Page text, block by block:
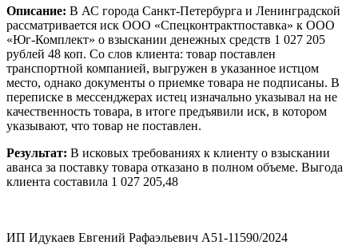
Описание: В АС города Санкт-Петербурга и Ленинградской
рассматривается иск ООО «Спецконтрактпоставка» к ООО
«Юг-Комплект» о взыскании денежных средств 1 027 205
рублей 48 коп. Со слов клиента: товар поставлен
транспортной компанией, выгружен в указанное истцом
место, однако документы о приемке товара не подписаны. В
переписке в мессенджерах истец изначально указывал на не
качественность товара, в итоге предъявили иск, в котором
указывают, что товар не поставлен.
Результат: В исковых требованиях к клиенту о взыскании
аванса за поставку товара отказано в полном объеме. Выгода
клиента составила 1 027 205,48
ИП Идукаев Евгений Рафаэльевич А51-11590/2024